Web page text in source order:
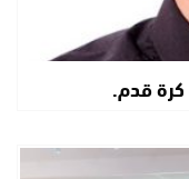
كرة قدم.